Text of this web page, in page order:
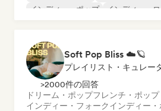
インディー・ポップ
インディー・
Soft Pop Bliss ☁️🪐
プレイリスト・キュレー
>2000件の回答
ドリーム・ポップフレンチ・ポップ
インディー・フォークインディー